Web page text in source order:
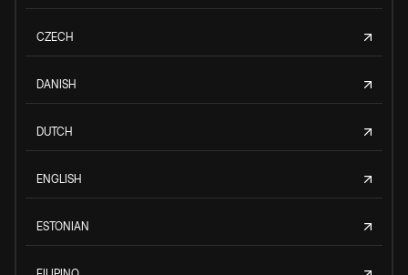
CZECH
DANISH
DUTCH
ENGLISH
ESTONIAN